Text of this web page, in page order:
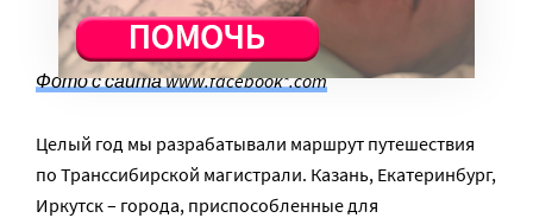
Фото с сайта www.facebook*.com
Целый год мы разрабатывали маршрут путешествия
по Транссибирской магистрали. Казань, Екатеринбург,
Иркутск – города, приспособленные для